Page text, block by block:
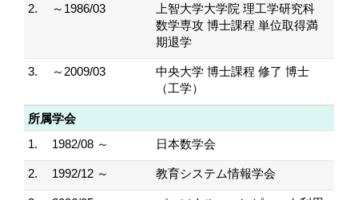
2. ～1986/03
上智大学大学院 理工学研究科
数学専攻 博士課程 単位取得満
期退学
3. ～2009/03
中央大学 博士課程 修了 博士
（工学）
所属学会
1.
1982/08 ～ 日本数学会
2. 1992/12 ～ 教育システム情報学会